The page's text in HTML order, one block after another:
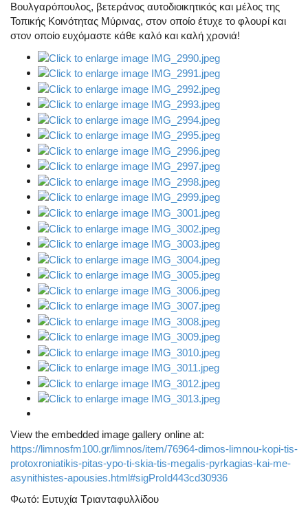
Βουλγαρόπουλος, βετεράνος αυτοδιοικητικός και μέλος της
Τοπικής Κοινότητας Μύρινας, στον οποίο έτυχε το φλουρί και
στον οποίο ευχόμαστε κάθε καλό και καλή χρονιά!
View the embedded image gallery online at:
https://limnosfm100.gr/limnos/item/76964-dimos-limnou-kopi-tis-
protoxroniatikis-pitas-ypo-ti-skia-tis-megalis-pyrkagias-kai-me-
asynithistes-apousies.html#sigProId443cd30936
Φωτό: Ευτυχία Τριανταφυλλίδου